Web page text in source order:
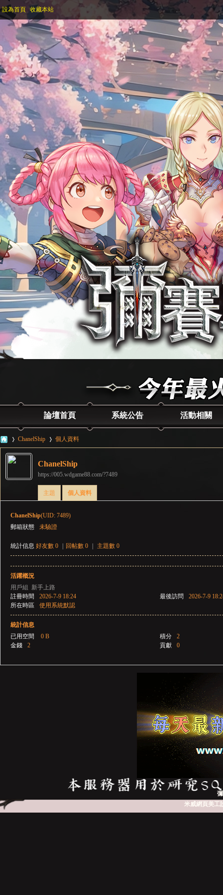
設為首頁 收藏本站
論壇首頁 系統公告 活動相關
›
ChanelShip 個人資料
ChanelShip
https://005.wdgame88.com/?7489
主題 個人資料
ChanelShip(UID: 7489)
郵箱狀態
未驗證
統計信息 好友數 0 回帖數 0 主題數 0
活躍概況
用戶組 新手上路
註冊時間
2026-7-9 18:24 最後訪問
2026-7-9
所在時區
使用系統默認
統計信息
已用空間
0 B 積分
2
金錢
2 貢獻 0
米威網頁美工